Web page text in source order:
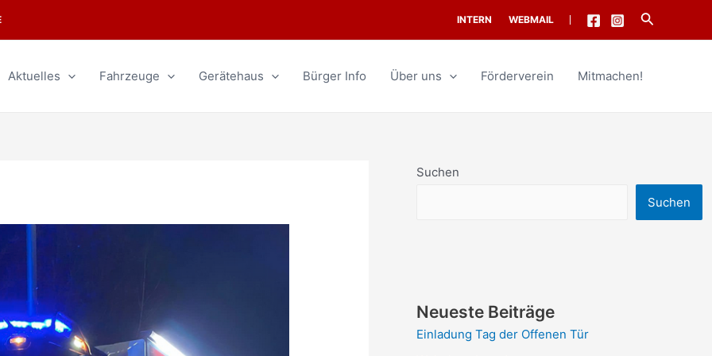
INTERN WEBMAIL Suche
Aktuelles Fahrzeuge Gerätehaus Bürger Info Über uns Förderverein Mitmachen!
Suchen
Suchen
Neueste Beiträge
Einladung Tag der Offenen Tür